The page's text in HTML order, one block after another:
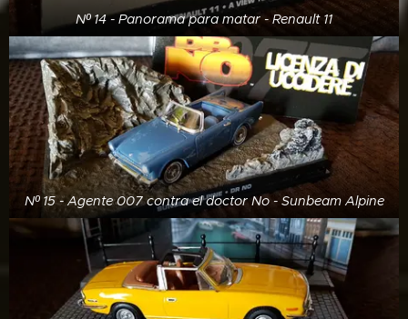
Nº 14 - Panorama para matar - Renault 11
Nº 15 - Agente 007 contra el doctor No - Sunbeam Alpine